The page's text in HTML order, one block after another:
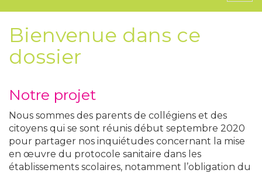
Bienvenue dans ce
dossier
Notre projet
Nous sommes des parents de collégiens et des
citoyens qui se sont réunis début septembre 2020
pour partager nos inquiétudes concernant la mise
en œuvre du protocole sanitaire dans les
établissements scolaires, notamment l’obligation du